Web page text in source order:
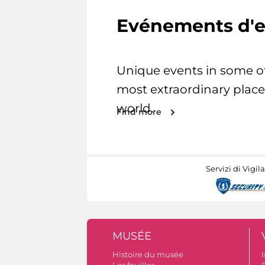
Evénements
Unique events in some
most extraordinary
world.
Find more
Servizi di
MUSÉE
Histoire du musée